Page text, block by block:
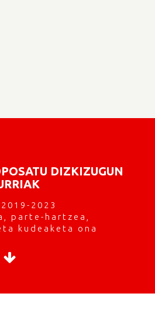
DIZKIZUGUN
2023
parte-hartzea,
kudeaketa ona